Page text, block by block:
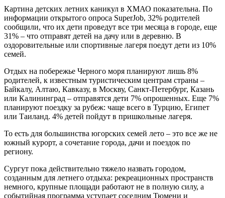
Картина детских летних каникул в ХМАО показательна. По
информации открытого опроса SuperJob, 32% родителей
сообщили, что их дети проведут все три месяца в городе, еще
31% – что отправят детей на дачу или в деревню. В
оздоровительные или спортивные лагеря поедут дети из 10%
семей.
Отдых на побережье Черного моря планируют лишь 8%
родителей, к известным туристическим центрам страны –
Байкалу, Алтаю, Кавказу, в Москву, Санкт-Петербург, Казань
или Калининград – отправятся дети 7% опрошенных. Еще 7%
планируют поездку за рубеж: чаще всего в Турцию, Египет
или Таиланд. 4% детей пойдут в пришкольные лагеря.
То есть для большинства югорских семей лето – это все же не
южный курорт, а сочетание города, дачи и поездок по
региону.
Сургут пока действительно тяжело назвать городом,
созданным для летнего отдыха: рекреационных пространств
немного, крупные площади работают не в полную силу, а
событийная программа уступает соседним Тюмени и